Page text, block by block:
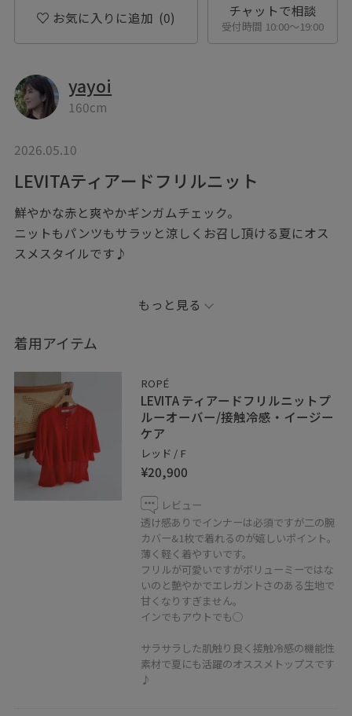
お気に入りに追加 (0) チャットで相談
受付時間 10:00〜19:00
yayoi
160cm
2026.05.10
LEVITAティアードフリルニット
鮮やかな赤と爽やかギンガムチェック。
ニットもパンツもサラッと涼しくお召し頂ける夏にオス
スメスタイルです♪
【W S（ドゥーブル）】レザーハンドルラフィアミニバッ
グ
品番:SHX36060 ¥19,800(tax in)
＊店頭及び屋外での撮影画像は光の当たり具合で色味が
異なって見える場合がございます。
商品の色味はスタジオ撮影の画像をご参照下さい。
■♡ボタンを押してお気に入り！
お気に入り登録していただくと、気になったコーディネ
ートや商品がチェックしやすくなります。
スタッフ・店舗TOPのフォローもあわせてご利用くださ
もっと見る
着用アイテム
ROPÉ
LEVITA ティアードフリルニットプ
ルーオーバー/接触冷感・イージー
ケア
レッド / F
¥20,900
レビュー
透け感ありでインナーは必須ですが二の腕
カバー&1枚で着れるのが嬉しいポイント。
薄く軽く着やすいです。
フリルが可愛いですがボリューミーではな
いのと艶やかでエレガントさのある生地で
甘くなりすぎません。
インでもアウトでも◯
サラサラした肌触り良く接触冷感の機能性
素材で夏にも活躍のオススメトップスです
♪